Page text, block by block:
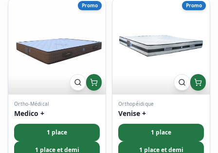
Promo
Ortho-Médical
Medico +
1 place
1 place et demi
Promo
Orthopéidique
Venise +
1 place
1 place et demi